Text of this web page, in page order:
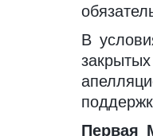
В
Первая